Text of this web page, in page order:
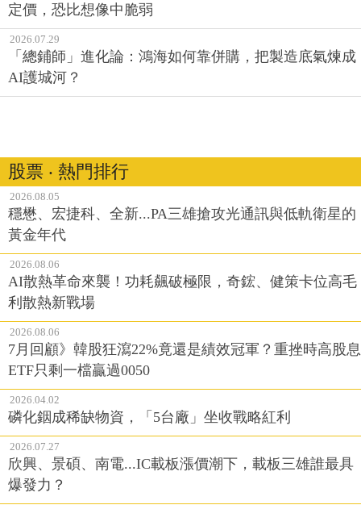
定價，恐比想像中脆弱
2026.07.29
「總鋪師」進化論：鴻海如何靠併購，把製造底氣煉成
AI護城河？
股票 ‧ 熱門排行
2026.08.05
穩懋、宏捷科、全新...PA三雄搶攻光通訊與低軌衛星的
黃金年代
2026.08.06
AI散熱革命來襲！功耗飆破極限，奇鋐、健策卡位高毛
利散熱新戰場
2026.08.06
7月回顧》韓股狂瀉22%竟還是績效冠軍？重挫時高股息
ETF只剩一檔贏過0050
2026.04.02
磷化銦成稀缺物資，「5台廠」坐收戰略紅利
2026.07.27
欣興、景碩、南電...IC載板漲價潮下，載板三雄誰最具
爆發力？